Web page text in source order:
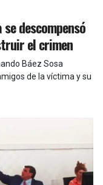
se descompensó
el crimen
Báez Sosa
de la víctima y su